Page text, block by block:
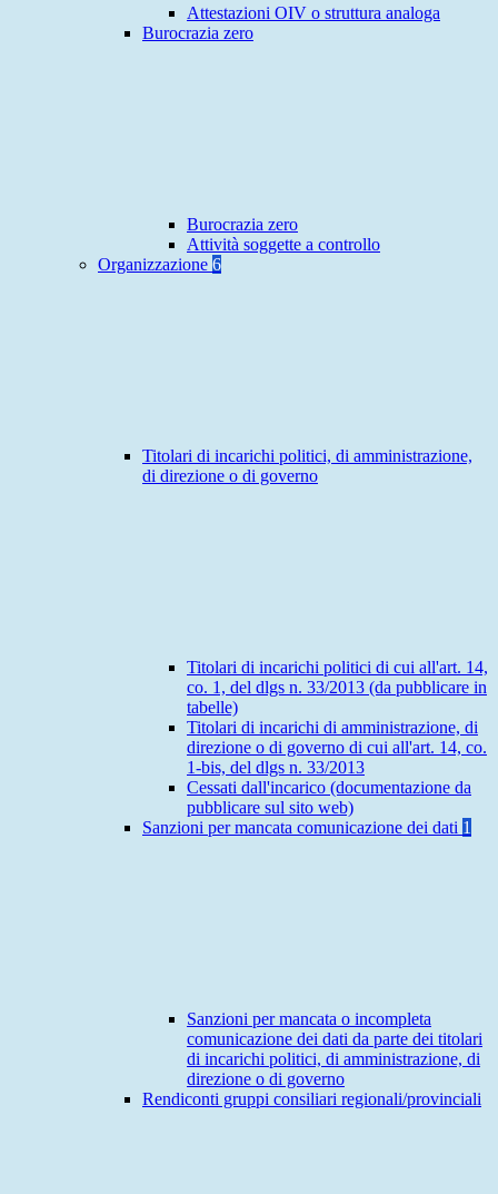
Attestazioni OIV o struttura analoga
Burocrazia zero
Burocrazia zero
Attività soggette a controllo
Organizzazione 6
Titolari di incarichi politici, di amministrazione,
di direzione o di governo
Titolari di incarichi politici di cui all'art. 14,
co. 1, del dlgs n. 33/2013 (da pubblicare in
tabelle)
Titolari di incarichi di amministrazione, di
direzione o di governo di cui all'art. 14, co.
1-bis, del dlgs n. 33/2013
Cessati dall'incarico (documentazione da
pubblicare sul sito web)
Sanzioni per mancata comunicazione dei dati 1
Sanzioni per mancata o incompleta
comunicazione dei dati da parte dei titolari
di incarichi politici, di amministrazione, di
direzione o di governo
Rendiconti gruppi consiliari regionali/provinciali